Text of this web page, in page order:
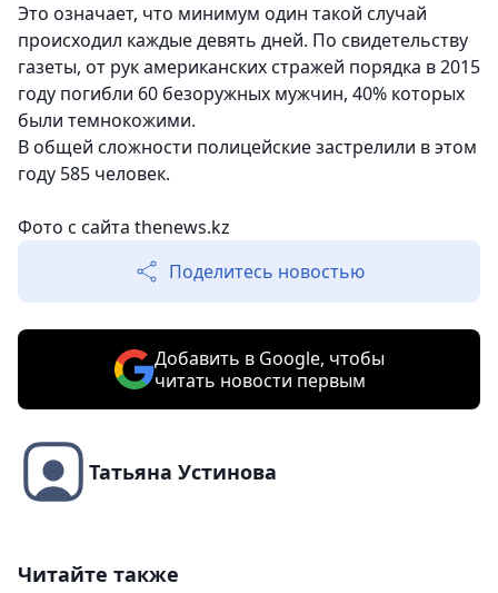
Это означает, что минимум один такой случай
происходил каждые девять дней. По свидетельству
газеты, от рук американских стражей порядка в 2015
году погибли 60 безоружных мужчин, 40% которых
были темнокожими.
В общей сложности полицейские застрелили в этом
году 585 человек.
Фото с сайта thenews.kz
Поделитесь новостью
Добавить в Google, чтобы
читать новости первым
Татьяна Устинова
Читайте также